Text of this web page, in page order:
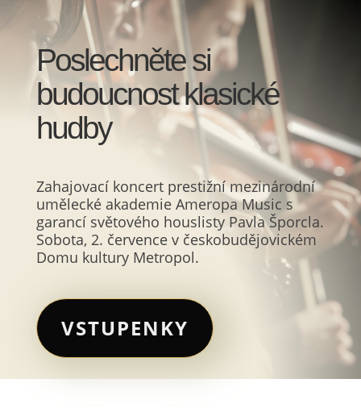
Poslechněte si
budoucnost klasické
hudby
Zahajovací koncert prestižní mezinárodní
umělecké akademie Ameropa Music s
garancí světového houslisty Pavla Šporcla.
Sobota, 2. července v českobudějovickém
Domu kultury Metropol.
VSTUPENKY